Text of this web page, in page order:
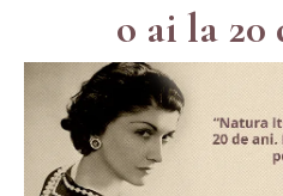
o ai la 20